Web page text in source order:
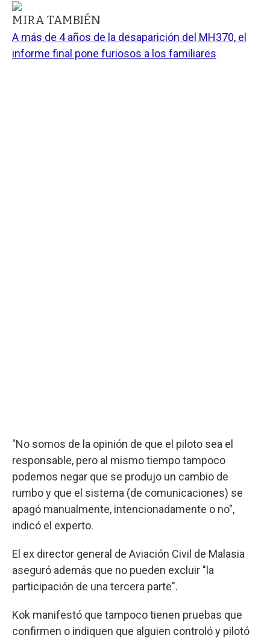
MIRA TAMBIÉN
A más de 4 años de la desaparición del MH370, el
informe final pone furiosos a los familiares
"No somos de la opinión de que el piloto sea el
responsable, pero al mismo tiempo tampoco
podemos negar que se produjo un cambio de
rumbo y que el sistema (de comunicaciones) se
apagó manualmente, intencionadamente o no",
indicó el experto.
El ex director general de Aviación Civil de Malasia
aseguró además que no pueden excluir "la
participación de una tercera parte".
Kok manifestó que tampoco tienen pruebas que
confirmen o indiquen que alguien controló y pilotó